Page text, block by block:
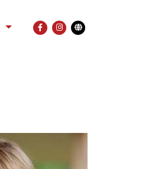
FACEBOOK
INSTAGRAM
Übersetzung